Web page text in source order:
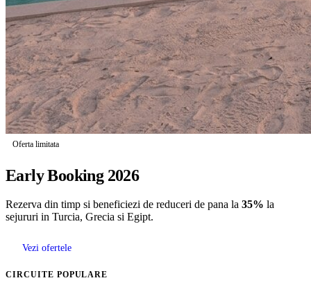
Oferta limitata
Early Booking 2026
Rezerva din timp si beneficiezi de reduceri de pana la 35% la
sejururi in Turcia, Grecia si Egipt.
Vezi ofertele
CIRCUITE POPULARE